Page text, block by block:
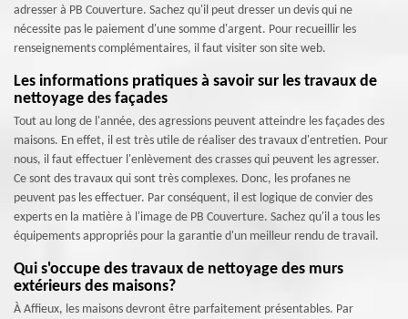
adresser à PB Couverture. Sachez qu'il peut dresser un devis qui ne
nécessite pas le paiement d'une somme d'argent. Pour recueillir les
renseignements complémentaires, il faut visiter son site web.
Les informations pratiques à savoir sur les travaux de
nettoyage des façades
Tout au long de l'année, des agressions peuvent atteindre les façades des
maisons. En effet, il est très utile de réaliser des travaux d'entretien. Pour
nous, il faut effectuer l'enlèvement des crasses qui peuvent les agresser.
Ce sont des travaux qui sont très complexes. Donc, les profanes ne
peuvent pas les effectuer. Par conséquent, il est logique de convier des
experts en la matière à l'image de PB Couverture. Sachez qu'il a tous les
équipements appropriés pour la garantie d'un meilleur rendu de travail.
Qui s'occupe des travaux de nettoyage des murs
extérieurs des maisons?
À Affieux, les maisons devront être parfaitement présentables. Par